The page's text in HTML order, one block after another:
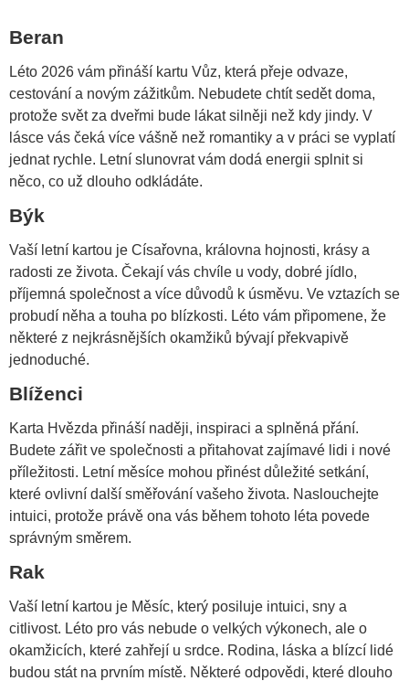
Beran
Léto 2026 vám přináší kartu Vůz, která přeje odvaze,
cestování a novým zážitkům. Nebudete chtít sedět doma,
protože svět za dveřmi bude lákat silněji než kdy jindy. V
lásce vás čeká více vášně než romantiky a v práci se vyplatí
jednat rychle. Letní slunovrat vám dodá energii splnit si
něco, co už dlouho odkládáte.
Býk
Vaší letní kartou je Císařovna, královna hojnosti, krásy a
radosti ze života. Čekají vás chvíle u vody, dobré jídlo,
příjemná společnost a více důvodů k úsměvu. Ve vztazích se
probudí něha a touha po blízkosti. Léto vám připomene, že
některé z nejkrásnějších okamžiků bývají překvapivě
jednoduché.
Blíženci
Karta Hvězda přináší naději, inspiraci a splněná přání.
Budete zářit ve společnosti a přitahovat zajímavé lidi i nové
příležitosti. Letní měsíce mohou přinést důležité setkání,
které ovlivní další směřování vašeho života. Naslouchejte
intuici, protože právě ona vás během tohoto léta povede
správným směrem.
Rak
Vaší letní kartou je Měsíc, který posiluje intuici, sny a
citlivost. Léto pro vás nebude o velkých výkonech, ale o
okamžicích, které zahřejí u srdce. Rodina, láska a blízcí lidé
budou stát na prvním místě. Některé odpovědi, které dlouho